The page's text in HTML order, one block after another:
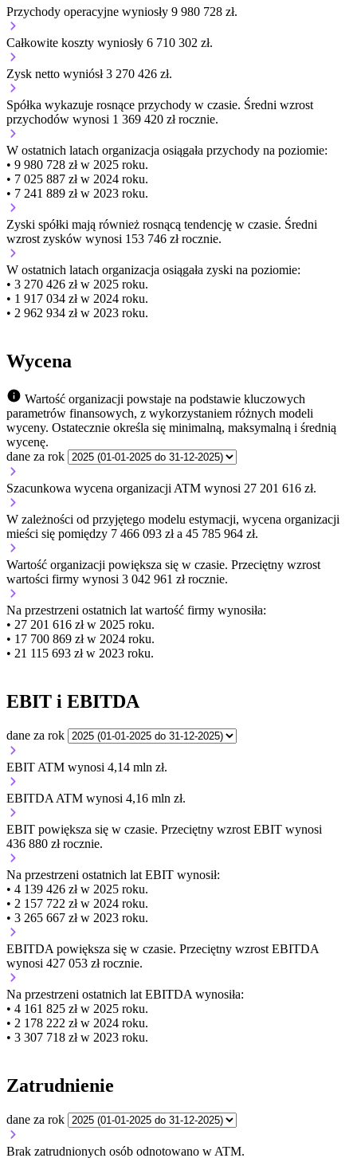
Przychody operacyjne wyniosły 9 980 728 zł.
Całkowite koszty wyniosły 6 710 302 zł.
Zysk netto wyniósł 3 270 426 zł.
Spółka wykazuje rosnące przychody w czasie. Średni wzrost
przychodów wynosi 1 369 420 zł rocznie.
W ostatnich latach organizacja osiągała przychody na poziomie:
• 9 980 728 zł w 2025 roku.
• 7 025 887 zł w 2024 roku.
• 7 241 889 zł w 2023 roku.
Zyski spółki mają również rosnącą tendencję w czasie. Średni
wzrost zysków wynosi 153 746 zł rocznie.
W ostatnich latach organizacja osiągała zyski na poziomie:
• 3 270 426 zł w 2025 roku.
• 1 917 034 zł w 2024 roku.
• 2 962 934 zł w 2023 roku.
Wycena
Wartość organizacji powstaje na podstawie kluczowych
parametrów finansowych, z wykorzystaniem różnych modeli
wyceny. Ostatecznie określa się minimalną, maksymalną i średnią
wycenę.
dane za rok
Szacunkowa wycena organizacji ATM wynosi 27 201 616 zł.
W zależności od przyjętego modelu estymacji, wycena organizacji
mieści się pomiędzy 7 466 093 zł a 45 785 964 zł.
Wartość organizacji powiększa się w czasie. Przeciętny wzrost
wartości firmy wynosi 3 042 961 zł rocznie.
Na przestrzeni ostatnich lat wartość firmy wynosiła:
• 27 201 616 zł w 2025 roku.
• 17 700 869 zł w 2024 roku.
• 21 115 693 zł w 2023 roku.
EBIT i EBITDA
dane za rok
EBIT ATM wynosi 4,14 mln zł.
EBITDA ATM wynosi 4,16 mln zł.
EBIT powiększa się w czasie. Przeciętny wzrost EBIT wynosi
436 880 zł rocznie.
Na przestrzeni ostatnich lat EBIT wynosił:
• 4 139 426 zł w 2025 roku.
• 2 157 722 zł w 2024 roku.
• 3 265 667 zł w 2023 roku.
EBITDA powiększa się w czasie. Przeciętny wzrost EBITDA
wynosi 427 053 zł rocznie.
Na przestrzeni ostatnich lat EBITDA wynosiła:
• 4 161 825 zł w 2025 roku.
• 2 178 222 zł w 2024 roku.
• 3 307 718 zł w 2023 roku.
Zatrudnienie
dane za rok
Brak zatrudnionych osób odnotowano w ATM.